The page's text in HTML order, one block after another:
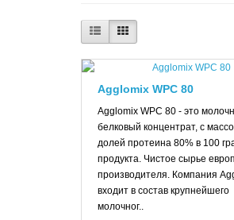
Agglomix WPC 80
Agglomix WPC 80 - это
белковый концентрат, с
долей протеина 80% в 100
продукта. Чистое сырье
производителя. Компания
входит в состав крупнейшего
молочног..